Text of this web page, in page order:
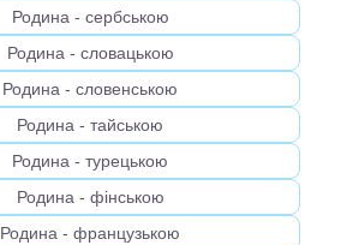
Родина - сербською
Родина - словацькою
Родина - словенською
Родина - тайською
Родина - турецькою
Родина - фінською
Родина - французькою